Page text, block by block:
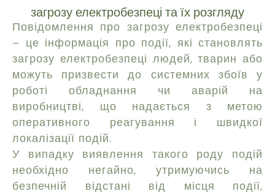
загрозу електробезпеці та їх розгляду
Повідомлення про загрозу електробезпеці
– це інформація про події, які становлять
загрозу електробезпеці людей, тварин або
можуть призвести до системних збоїв у
роботі обладнання чи аварій на
виробництві, що надається з метою
оперативного реагування і швидкої
локалізації подій.
У випадку виявлення такого роду подій
необхідно негайно, утримуючись на
безпечній відстані від місця події,